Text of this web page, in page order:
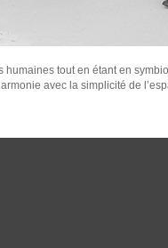
tout en étant en
avec la simplicité de